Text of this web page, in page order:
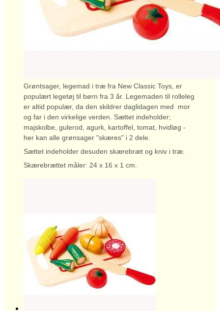
Grøntsager, legemad i træ fra New Classic Toys, er
populært legetøj til børn fra 3 år. Legemaden til rolleleg
er altid populær, da den skildrer daglidagen med mor
og far i den virkelige verden. Sættet indeholder;
majskolbe, gulerod, agurk, kartoffel, tomat, hvidløg -
her kan alle grønsager "skæres" i 2 dele.
Sættet indeholder desuden skærebræt og kniv i træ.
Skærebrættet måler: 24 x 16 x 1 cm.